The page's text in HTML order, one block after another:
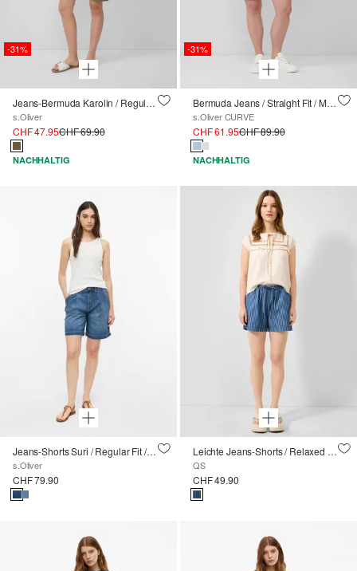
-31%
Jeans-Bermuda Karolin / Regular Fit / Mid Rise
s.Oliver
CHF 47.95CHF 69.90
NACHHALTIG
-31%
Bermuda Jeans / Straight Fit / Mid Rise / Straight Leg
s.Oliver CURVE
CHF 61.95CHF 89.90
NACHHALTIG
Jeans-Shorts Suri / Regular Fit / High Rise / Wide Leg
s.Oliver
CHF 79.90
Leichte Jeans-Shorts / Relaxed Fit / Mid Rise
QS
CHF 49.90